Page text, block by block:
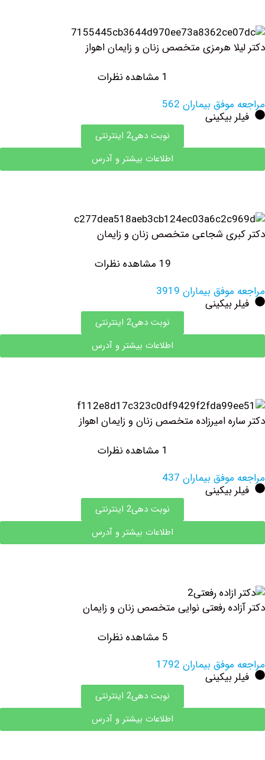
هرمزی متخصص زنان و زایمان اهواز
بیماران 562
بیکینی
نوبت دهی2 اینترنتی
اطلاعات بیشتر و آدرس
شجاعی متخصص زنان و زایمان
بیماران 3919
بیکینی
نوبت دهی2 اینترنتی
اطلاعات بیشتر و آدرس
امیرزاده متخصص زنان و زایمان اهواز
بیماران 437
بیکینی
نوبت دهی2 اینترنتی
اطلاعات بیشتر و آدرس
رفعتی نوایی متخصص زنان و زایمان
بیماران 1792
بیکینی
نوبت دهی2 اینترنتی
اطلاعات بیشتر و آدرس